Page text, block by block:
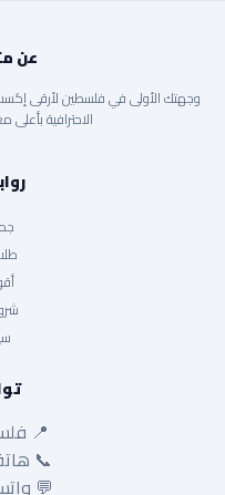
عن
وجهتك الأولى في فلسطين لأرقى
الاحترافية بأعلى
📍
📞
💬